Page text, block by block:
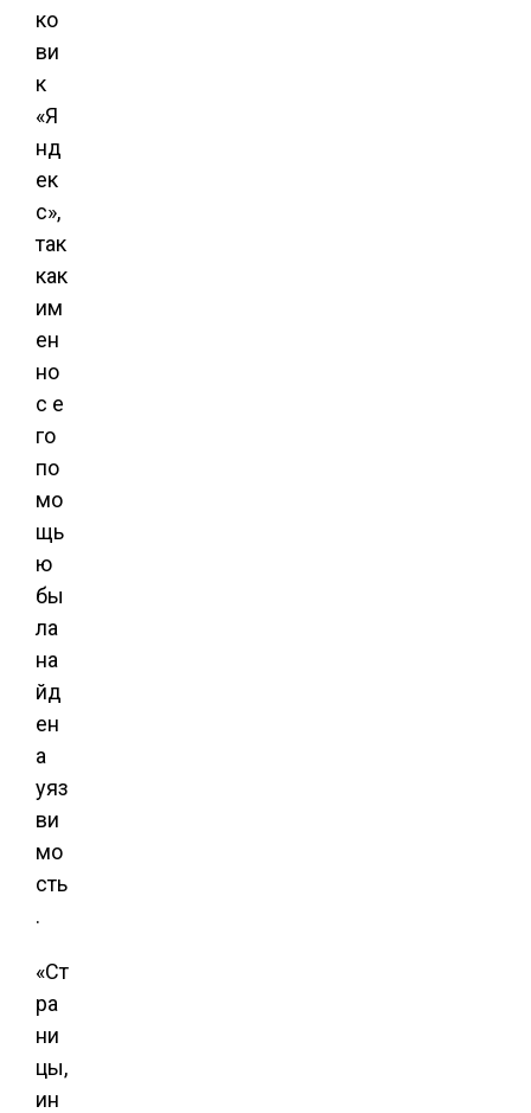
ко
ви
к
«Я
нд
ек
с»,
так
как
им
ен
но
с е
го
по
мо
щь
ю
бы
ла
на
йд
ен
а
уяз
ви
мо
сть
.
«Ст
ра
ни
цы,
ин